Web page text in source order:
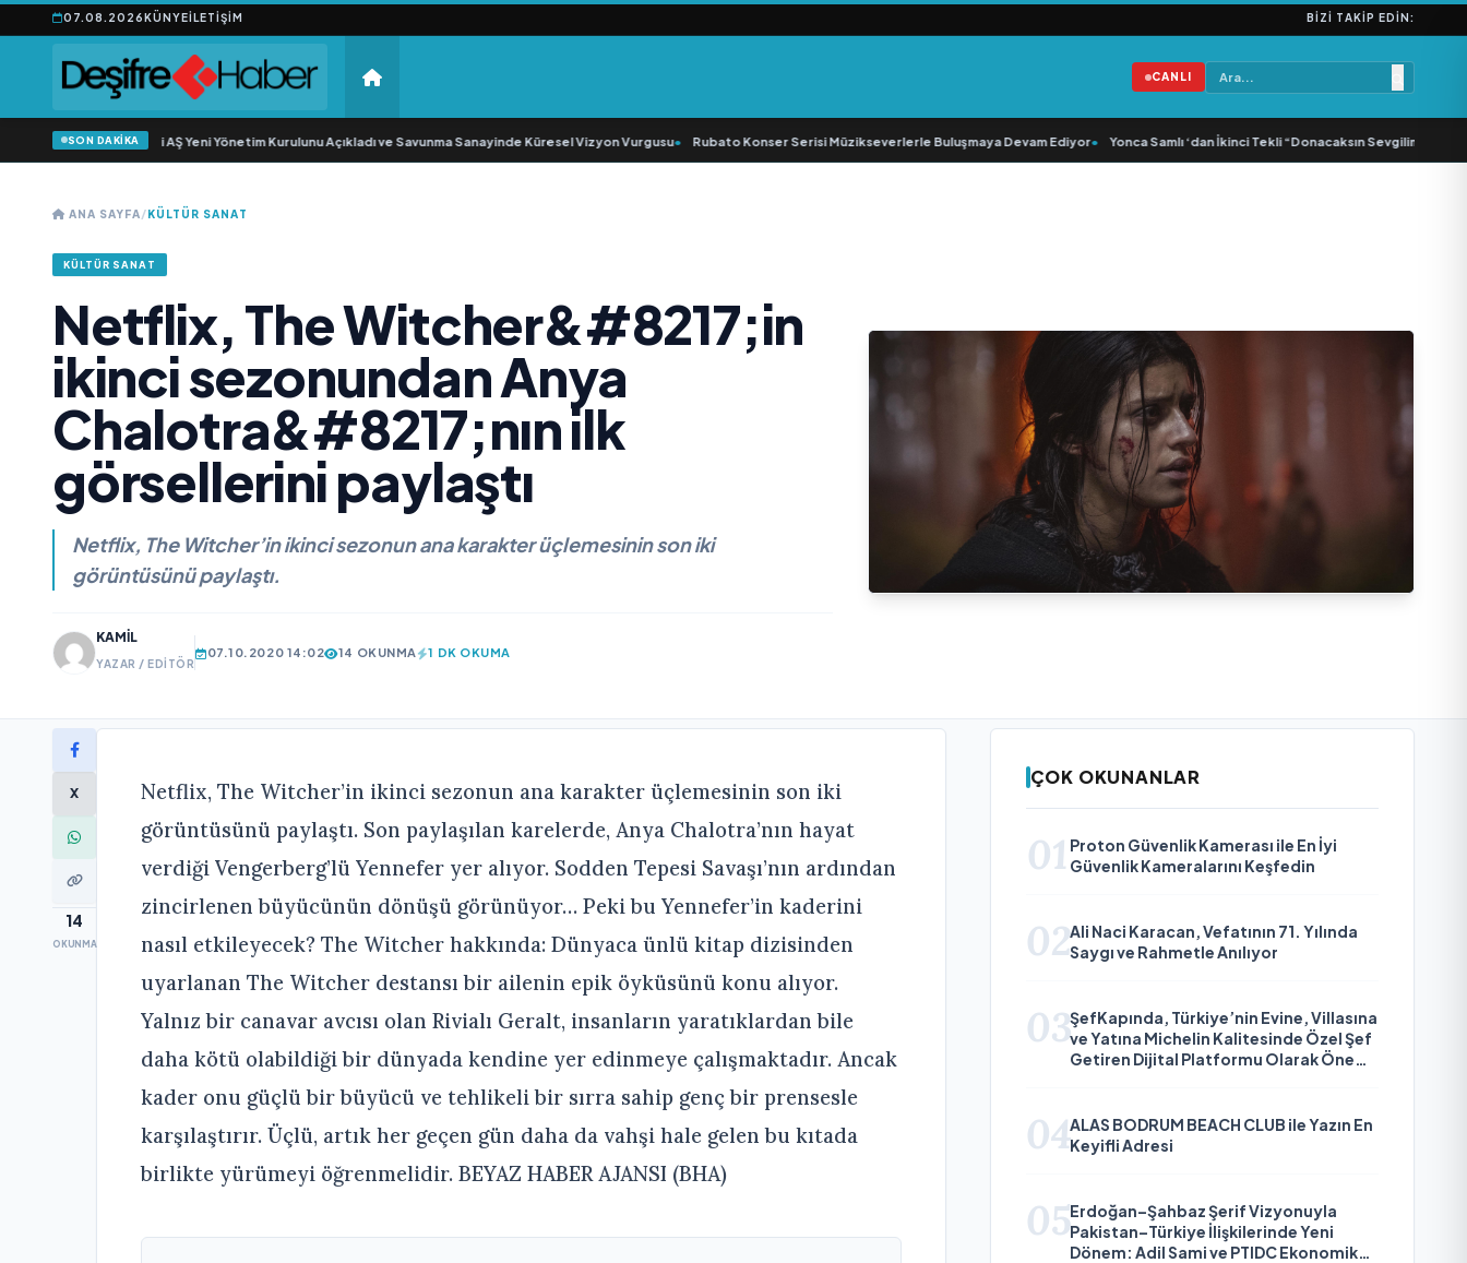
07.08.2026KÜNYEİLETIŞIM BIZI TAKIP EDIN:
CANLI
SON DAKİKA
Savunma Sanayi AŞ Yeni Yönetim Kurulunu Açıkladı ve Savunma Sanayinde Küresel Vizyon Vurgusu• Rubato Konser Serisi Müzikseverlerle Buluşmaya Devam Ediyor• Yonca Samlı ‘dan İkinci Tekli “Donacaksın Sevgilim “
ANA SAYFA/KÜLTÜR SANAT
KÜLTÜR SANAT
Netflix, The Witcher&#8217;in
ikinci sezonundan Anya
Chalotra&#8217;nın ilk
görsellerini paylaştı
Netflix, The Witcher’in ikinci sezonun ana karakter üçlemesinin son iki
görüntüsünü paylaştı.
KAMIL
YAZAR / EDITÖR
07.10.2020 14:02 14 OKUNMA 1 DK OKUMA
X
14
OKUNMA
Netflix, The Witcher’in ikinci sezonun ana karakter üçlemesinin son iki
görüntüsünü paylaştı. Son paylaşılan karelerde, Anya Chalotra’nın hayat
verdiği Vengerberg’lü Yennefer yer alıyor. Sodden Tepesi Savaşı’nın ardından
zincirlenen büyücünün dönüşü görünüyor… Peki bu Yennefer’in kaderini
nasıl etkileyecek? The Witcher hakkında: Dünyaca ünlü kitap dizisinden
uyarlanan The Witcher destansı bir ailenin epik öyküsünü konu alıyor.
Yalnız bir canavar avcısı olan Rivialı Geralt, insanların yaratıklardan bile
daha kötü olabildiği bir dünyada kendine yer edinmeye çalışmaktadır. Ancak
kader onu güçlü bir büyücü ve tehlikeli bir sırra sahip genç bir prensesle
karşılaştırır. Üçlü, artık her geçen gün daha da vahşi hale gelen bu kıtada
birlikte yürümeyi öğrenmelidir. BEYAZ HABER AJANSI (BHA)
ÇOK OKUNANLAR
01 Proton Güvenlik Kamerası ile En İyi
Güvenlik Kameralarını Keşfedin
02Ali Naci Karacan, Vefatının 71. Yılında
Saygı ve Rahmetle Anılıyor
03ŞefKapında, Türkiye’nin Evine, Villasına
ve Yatına Michelin Kalitesinde Özel Şef
Getiren Dijital Platformu Olarak Öne
04ALAS BODRUM BEACH CLUB ile Yazın En
Keyifli Adresi
05Erdoğan–Şahbaz Şerif Vizyonuyla
Pakistan–Türkiye İlişkilerinde Yeni
Dönem: Adil Sami ve PTIDC Ekonomik